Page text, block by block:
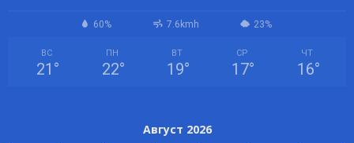
60% 7.6kmh 23%
ВС
21 °
ПН
22°
ВТ
19°
СР
17°
ЧТ
16°
Август 2026